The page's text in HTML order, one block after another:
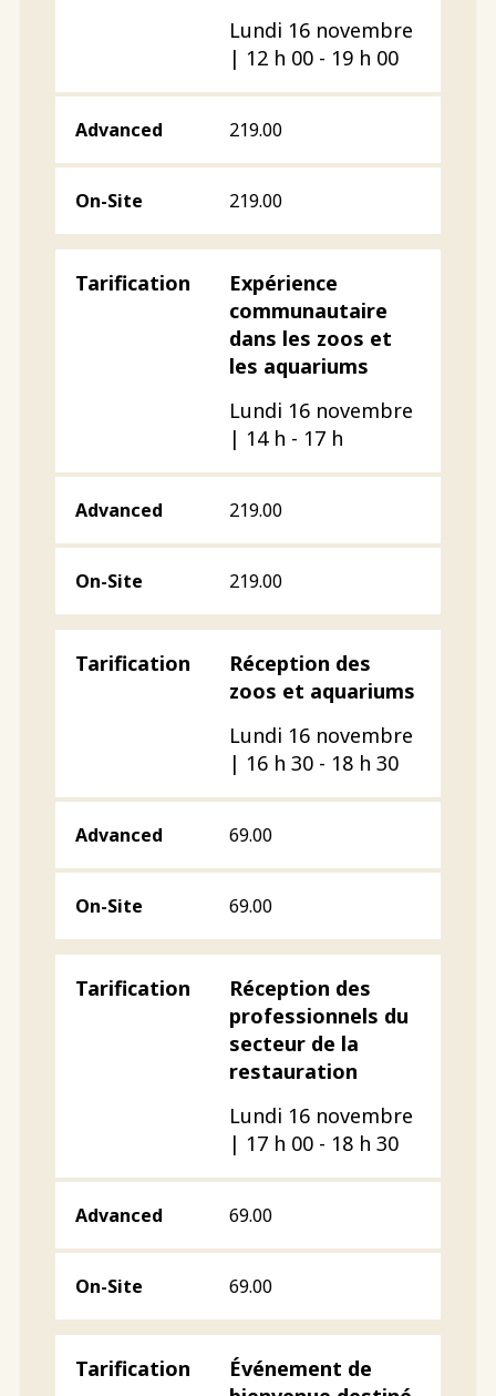
Lundi 16 novembre
| 12 h 00 - 19 h 00
219.00
219.00
Expérience
communautaire
dans les zoos et
les aquariums
Lundi 16 novembre
| 14 h - 17 h
219.00
219.00
Réception des
zoos et aquariums
Lundi 16 novembre
| 16 h 30 - 18 h 30
69.00
69.00
Réception des
professionnels du
secteur de la
restauration
Lundi 16 novembre
| 17 h 00 - 18 h 30
69.00
69.00
Événement de